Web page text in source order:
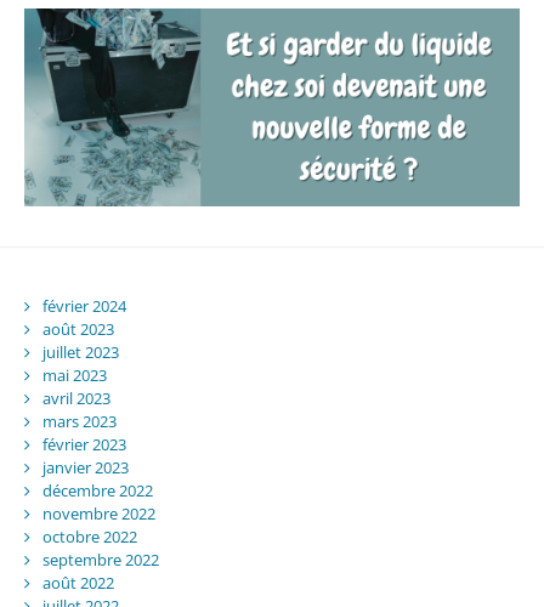
février 2024
août 2023
juillet 2023
mai 2023
avril 2023
mars 2023
février 2023
janvier 2023
décembre 2022
novembre 2022
octobre 2022
septembre 2022
août 2022